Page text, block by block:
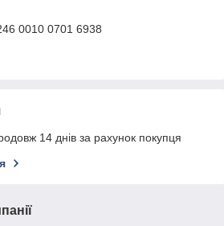
0010 0701 6938
14 днів за рахунок покупця